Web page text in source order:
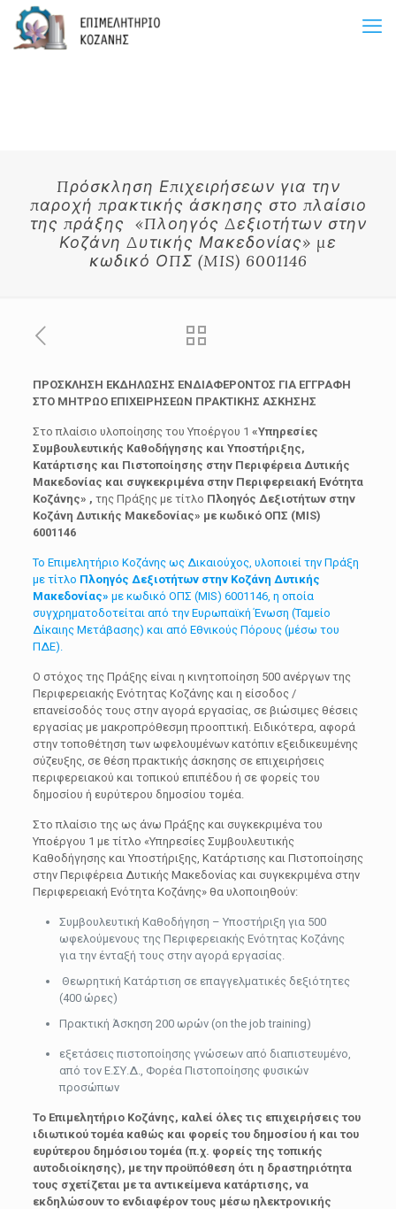
Πρόσκληση Επιχειρήσεων για την
παροχή πρακτικής άσκησης στο πλαίσιο
της πράξης «Πλοηγός Δεξιοτήτων στην
Κοζάνη Δυτικής Μακεδονίας» με
κωδικό ΟΠΣ (MIS) 6001146
ΠΡΟΣΚΛΗΣΗ ΕΚΔΗΛΩΣΗΣ ΕΝΔΙΑΦΕΡΟΝΤΟΣ ΓΙΑ ΕΓΓΡΑΦΗ
ΣΤΟ ΜΗΤΡΩΟ ΕΠΙΧΕΙΡΗΣΕΩΝ ΠΡΑΚΤΙΚΗΣ ΑΣΚΗΣΗΣ
Στο πλαίσιο υλοποίησης του Υποέργου 1 «Υπηρεσίες
Συμβουλευτικής Καθοδήγησης και Υποστήριξης,
Κατάρτισης και Πιστοποίησης στην Περιφέρεια Δυτικής
Μακεδονίας και συγκεκριμένα στην Περιφερειακή Ενότητα
Κοζάνης» , της Πράξης με τίτλο Πλοηγός Δεξιοτήτων στην
Κοζάνη Δυτικής Μακεδονίας» με κωδικό ΟΠΣ (MIS)
6001146
Το Επιμελητήριο Κοζάνης ως Δικαιούχος, υλοποιεί την Πράξη
με τίτλο Πλοηγός Δεξιοτήτων στην Κοζάνη Δυτικής
Μακεδονίας» με κωδικό ΟΠΣ (MIS) 6001146, η οποία
συγχρηματοδοτείται από την Ευρωπαϊκή Ένωση (Ταμείο
Δίκαιης Μετάβασης) και από Εθνικούς Πόρους (μέσω του
ΠΔΕ).
Ο στόχος της Πράξης είναι η κινητοποίηση 500 ανέργων της
Περιφερειακής Ενότητας Κοζάνης και η είσοδος /
επανείσοδός τους στην αγορά εργασίας, σε βιώσιμες θέσεις
εργασίας με μακροπρόθεσμη προοπτική. Ειδικότερα, αφορά
στην τοποθέτηση των ωφελουμένων κατόπιν εξειδικευμένης
σύζευξης, σε θέση πρακτικής άσκησης σε επιχειρήσεις
περιφερειακού και τοπικού επιπέδου ή σε φορείς του
δημοσίου ή ευρύτερου δημοσίου τομέα.
Στο πλαίσιο της ως άνω Πράξης και συγκεκριμένα του
Υποέργου 1 με τίτλο «Υπηρεσίες Συμβουλευτικής
Καθοδήγησης και Υποστήριξης, Κατάρτισης και Πιστοποίησης
στην Περιφέρεια Δυτικής Μακεδονίας και συγκεκριμένα στην
Περιφερειακή Ενότητα Κοζάνης» θα υλοποιηθούν:
Συμβουλευτική Καθοδήγηση – Υποστήριξη για 500
ωφελούμενους της Περιφερειακής Ενότητας Κοζάνης
για την ένταξή τους στην αγορά εργασίας.
Θεωρητική Κατάρτιση σε επαγγελματικές δεξιότητες
(400 ώρες)
Πρακτική Άσκηση 200 ωρών (on the job training)
εξετάσεις πιστοποίησης γνώσεων από διαπιστευμένο,
από τον Ε.ΣΥ.Δ., Φορέα Πιστοποίησης φυσικών
προσώπων
Το Επιμελητήριο Κοζάνης, καλεί όλες τις επιχειρήσεις του
ιδιωτικού τομέα καθώς και φορείς του δημοσίου ή και του
ευρύτερου δημόσιου τομέα (π.χ. φορείς της τοπικής
αυτοδιοίκησης), με την προϋπόθεση ότι η δραστηριότητα
τους σχετίζεται με τα αντικείμενα κατάρτισης, να
εκδηλώσουν το ενδιαφέρον τους μέσω ηλεκτρονικής